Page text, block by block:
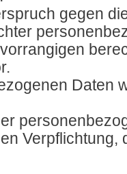
gegen
Daten
Verpflichtung,